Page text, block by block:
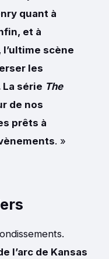
quant à
et à
scène
les
série The
de nos
prêts à
. »
l’arc de Kansas